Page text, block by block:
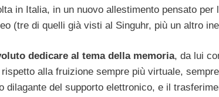
in Italia, in un nuovo allestimento pensato per
(tre di quelli già visti al Singuhr, più un altro
dedicare al tema della memoria, da lui
alla fruizione sempre più virtuale,
dilagante del supporto elettronico, e il